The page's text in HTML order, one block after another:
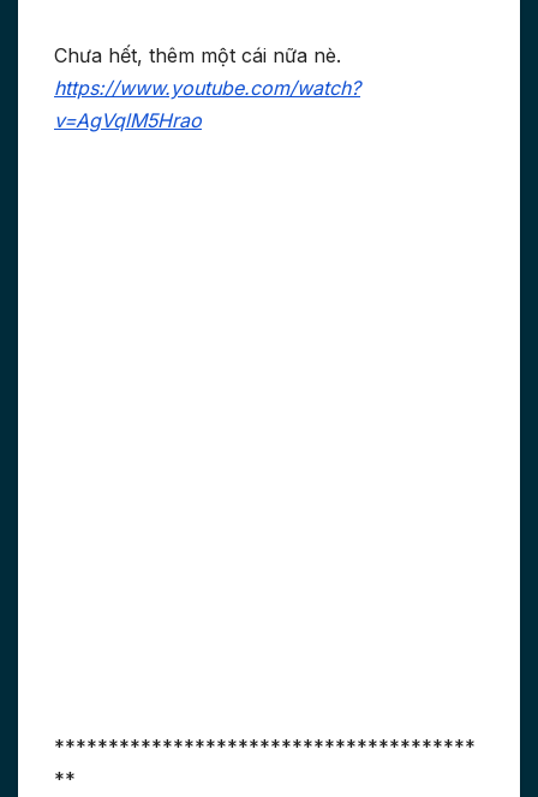
Chưa hết, thêm một cái nữa nè.
https://www.youtube.com/watch?
v=AgVqlM5Hrao
***************************************
**